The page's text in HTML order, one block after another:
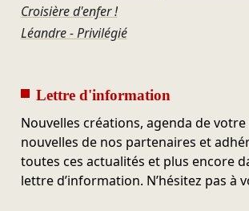
Croisière d'enfer !
Léandre - Privilégié
Lettre d'information
Nouvelles créations, agenda de
nouvelles de nos partenaires et
toutes ces actualités et plus encore
lettre d’information. N’hésitez pas à